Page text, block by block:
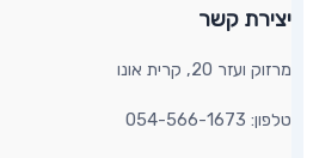
יצירת קשר​
מרזוק ועזר 20, קרית אונו​
טלפון: 054-566-1673